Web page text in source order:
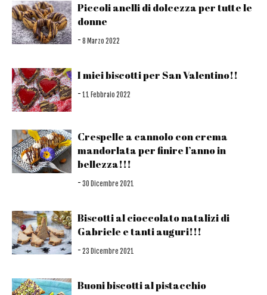
Piccoli anelli di dolcezza per tutte le
donne
- 8 Marzo 2022
I miei biscotti per San Valentino!!
- 11 Febbraio 2022
Crespelle a cannolo con crema
mandorlata per finire l’anno in
bellezza!!!
- 30 Dicembre 2021
Biscotti al cioccolato natalizi di
Gabriele e tanti auguri!!!
- 23 Dicembre 2021
Buoni biscotti al pistacchio